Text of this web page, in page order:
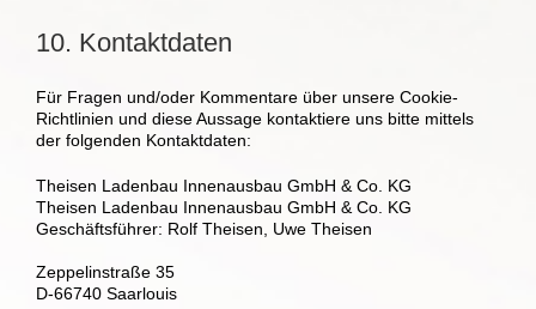
10. Kontaktdaten
Für Fragen und/oder Kommentare über unsere Cookie-
Richtlinien und diese Aussage kontaktiere uns bitte mittels
der folgenden Kontaktdaten:
Theisen Ladenbau Innenausbau GmbH & Co. KG
Theisen Ladenbau Innenausbau GmbH & Co. KG
Geschäftsführer: Rolf Theisen, Uwe Theisen
Zeppelinstraße 35
D-66740 Saarlouis